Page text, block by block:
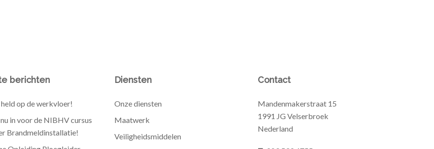
berichten
op de werkvloer!
in voor de NIBHV cursus
Brandmeldinstallatie!
Diensten
Onze diensten
Maatwerk
Veiligheidsmiddelen
Contact
Mandenmakerstraat 15
1991 JG Velserbroek
Nederland